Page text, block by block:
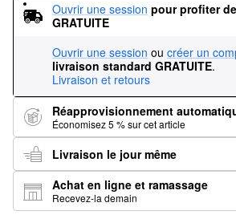
Ouvrir une session pour profiter
GRATUITE
Ouvrir une session ou créer un
livraison standard GRATUITE.
Livraison et retours
Réapprovisionnement
Économisez 5 % sur cet article
Livraison le jour même
Achat en ligne et ramassage
Recevez-la demain